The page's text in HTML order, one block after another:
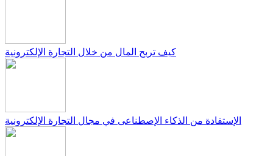
كيف تربح المال من خلال التجارة الإلكترونية
الإستفادة من الذكاء الإصطناعى في مجال التجارة الإلكترونية